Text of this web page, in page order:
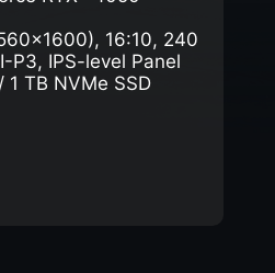
16:10, 240
P3, IPS-level Panel
1 TB NVMe SSD